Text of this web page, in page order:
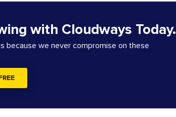
with Cloudways Today.
because we never compromise on these